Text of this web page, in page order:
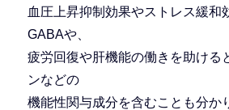
血圧上昇抑制効果やストレス緩和
GABAや、
疲労回復や肝機能の働きを助ける
ンなどの
機能性関与成分を含むことも分か